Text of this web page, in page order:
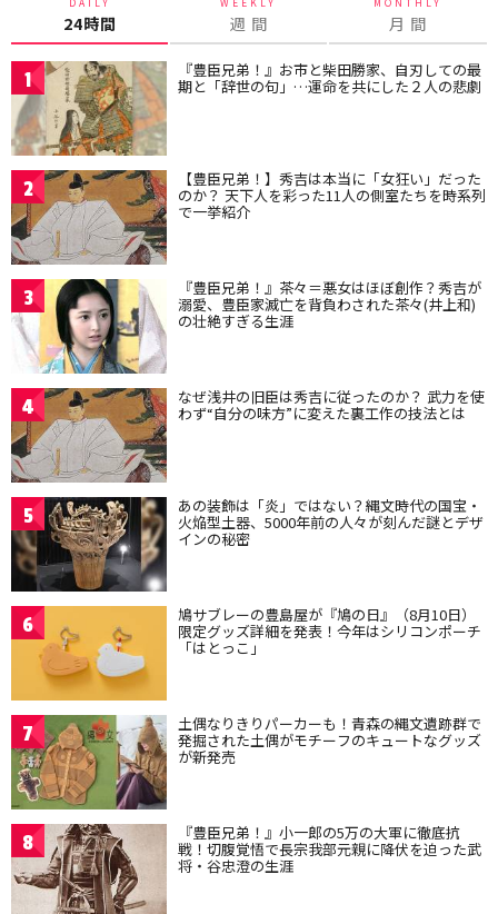
24時間 週 間 月 間
1 『豊臣兄弟！』お市と柴田勝家、自刃しての最
期と「辞世の句」…運命を共にした２人の悲劇
2 【豊臣兄弟！】秀吉は本当に「女狂い」だった
のか？ 天下人を彩った11人の側室たちを時系列
で一挙紹介
3 『豊臣兄弟！』茶々＝悪女はほぼ創作？秀吉が
溺愛、豊臣家滅亡を背負わされた茶々(井上和)
の壮絶すぎる生涯
4 なぜ浅井の旧臣は秀吉に従ったのか？ 武力を使
わず“自分の味方”に変えた裏工作の技法とは
5 あの装飾は「炎」ではない？縄文時代の国宝・
火焔型土器、5000年前の人々が刻んだ謎とデザ
インの秘密
6 鳩サブレーの豊島屋が『鳩の日』（8月10日）
限定グッズ詳細を発表！今年はシリコンポーチ
「はとっこ」
7 土偶なりきりパーカーも！青森の縄文遺跡群で
発掘された土偶がモチーフのキュートなグッズ
が新発売
8 『豊臣兄弟！』小一郎の5万の大軍に徹底抗
戦！切腹覚悟で長宗我部元親に降伏を迫った武
将・谷忠澄の生涯